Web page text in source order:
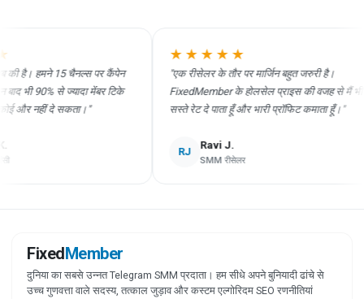
है। हमने 15 चैनल्स पर कैंपेन
90% से ज्यादा मेंबर टिके
नहीं दे सकता।"
★★★★★
"एक रीसेलर के तौर पर मार्जिन बहुत जरुरी है।
FixedMember के होलसेल प्राइस की वजह से मैं भी
सस्ते रेट दे पाता हूँ और भारी प्रॉफिट कमाता हूँ।"
Ravi J.
SMM रीसेलर
FixedMember
दुनिया का सबसे उन्नत Telegram SMM प्रदाता। हम सीधे अपने बुनियादी ढांचे से
उच्च गुणवत्ता वाले सदस्य, तत्काल जुड़ाव और कस्टम एल्गोरिदम SEO रणनीतियां